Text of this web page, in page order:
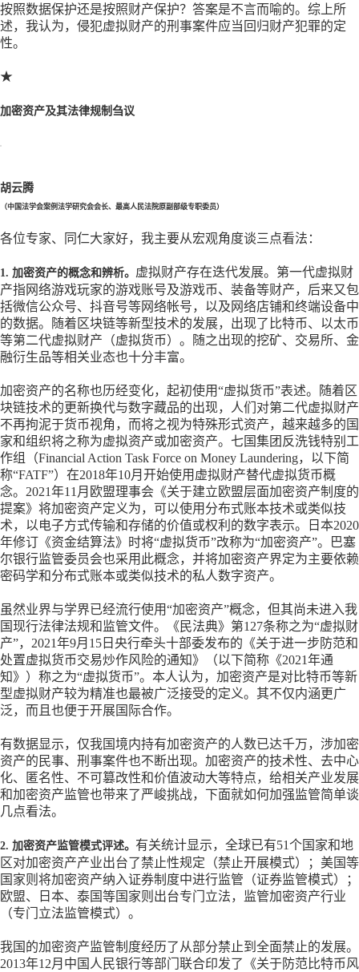
按照数据保护还是按照财产保护？答案是不言而喻的。综上所
述，我认为，侵犯虚拟财产的刑事案件应当回归财产犯罪的定
性。
★
加密资产及其法律规制刍议
胡云腾
（中国法学会案例法学研究会会长、最高人民法院原副部级专职委员）
各位专家、同仁大家好，我主要从宏观角度谈三点看法：
1. 加密资产的概念和辨析。 虚拟财产存在迭代发展。第一代虚拟财
产指网络游戏玩家的游戏账号及游戏币、装备等财产，后来又包
括微信公众号、抖音号等网络帐号，以及网络店铺和终端设备中
的数据。随着区块链等新型技术的发展，出现了比特币、以太币
等第二代虚拟财产（虚拟货币）。随之出现的挖矿、交易所、金
融衍生品等相关业态也十分丰富。
加密资产的名称也历经变化，起初使用“虚拟货币”表述。随着区
块链技术的更新换代与数字藏品的出现，人们对第二代虚拟财产
不再拘泥于货币视角，而将之视为特殊形式资产，越来越多的国
家和组织将之称为虚拟资产或加密资产。七国集团反洗钱特别工
作组（Financial Action Task Force on Money Laundering，以下简
称“FATF”）在2018年10月开始使用虚拟财产替代虚拟货币概
念。2021年11月欧盟理事会《关于建立欧盟层面加密资产制度的
提案》将加密资产定义为，可以使用分布式账本技术或类似技
术，以电子方式传输和存储的价值或权利的数字表示。日本2020
年修订《资金结算法》时将“虚拟货币”改称为“加密资产”。巴塞
尔银行监管委员会也采用此概念，并将加密资产界定为主要依赖
密码学和分布式账本或类似技术的私人数字资产。
虽然业界与学界已经流行使用“加密资产”概念，但其尚未进入我
国现行法律法规和监管文件。《民法典》第127条称之为“虚拟财
产”，2021年9月15日央行牵头十部委发布的《关于进一步防范和
处置虚拟货币交易炒作风险的通知》（以下简称《2021年通
知》）称之为“虚拟货币”。本人认为，加密资产是对比特币等新
型虚拟财产较为精准也最被广泛接受的定义。其不仅内涵更广
泛，而且也便于开展国际合作。
有数据显示，仅我国境内持有加密资产的人数已达千万，涉加密
资产的民事、刑事案件也不断出现。加密资产的技术性、去中心
化、匿名性、不可篡改性和价值波动大等特点，给相关产业发展
和加密资产监管也带来了严峻挑战，下面就如何加强监管简单谈
几点看法。
2. 加密资产监管模式评述。 有关统计显示，全球已有51个国家和地
区对加密资产产业出台了禁止性规定（禁止开展模式）；美国等
国家则将加密资产纳入证券制度中进行监管（证券监管模式）；
欧盟、日本、泰国等国家则出台专门立法，监管加密资产行业
（专门立法监管模式）。
我国的加密资产监管制度经历了从部分禁止到全面禁止的发展。
2013年12月中国人民银行等部门联合印发了《关于防范比特币风